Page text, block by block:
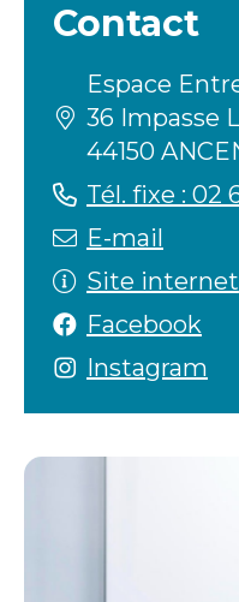
Contact
Espace
36 Impasse
44150
Tél. fixe : 02
E-mail
Site internet
Facebook
Instagram